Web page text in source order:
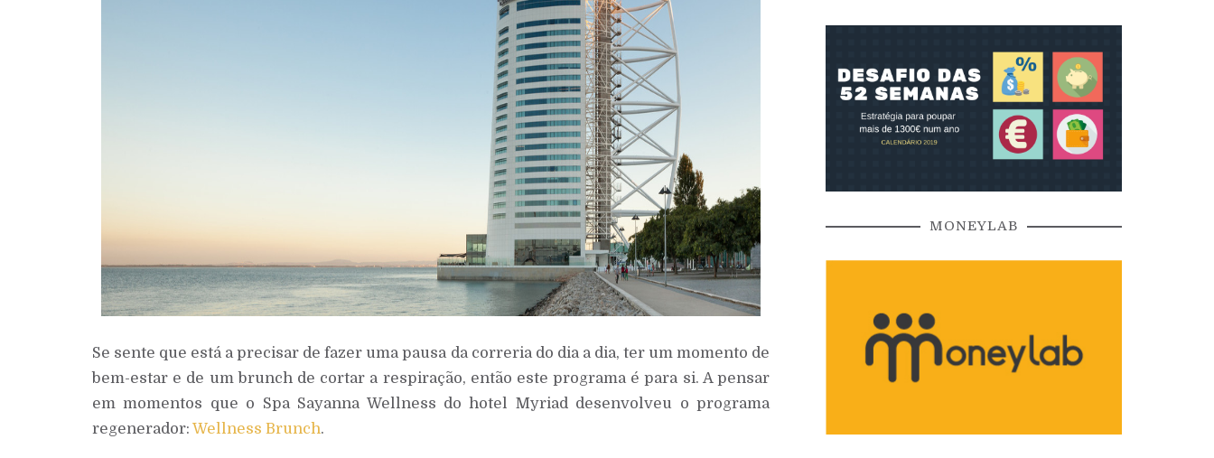
Se sente que está a precisar de fazer uma pausa da correria do dia a dia, ter um momento de
bem-estar e de um brunch de cortar a respiração, então este programa é para si. A pensar
em momentos que o Spa Sayanna Wellness do hotel Myriad desenvolveu o programa
regenerador: Wellness Brunch.
MONEYLAB